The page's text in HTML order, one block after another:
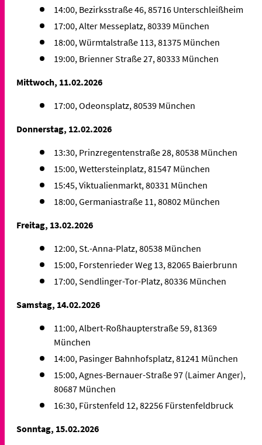
14:00, Bezirksstraße 46, 85716 Unterschleißheim
17:00, Alter Messeplatz, 80339 München
18:00, Würmtalstraße 113, 81375 München
19:00, Brienner Straße 27, 80333 München
Mittwoch, 11.02.2026
17:00, Odeonsplatz, 80539 München
Donnerstag, 12.02.2026
13:30, Prinzregentenstraße 28, 80538 München
15:00, Wettersteinplatz, 81547 München
15:45, Viktualienmarkt, 80331 München
18:00, Germaniastraße 11, 80802 München
Freitag, 13.02.2026
12:00, St.-Anna-Platz, 80538 München
15:00, Forstenrieder Weg 13, 82065 Baierbrunn
17:00, Sendlinger-Tor-Platz, 80336 München
Samstag, 14.02.2026
11:00, Albert-Roßhaupterstraße 59, 81369
München
14:00, Pasinger Bahnhofsplatz, 81241 München
15:00, Agnes-Bernauer-Straße 97 (Laimer Anger),
80687 München
16:30, Fürstenfeld 12, 82256 Fürstenfeldbruck
Sonntag, 15.02.2026